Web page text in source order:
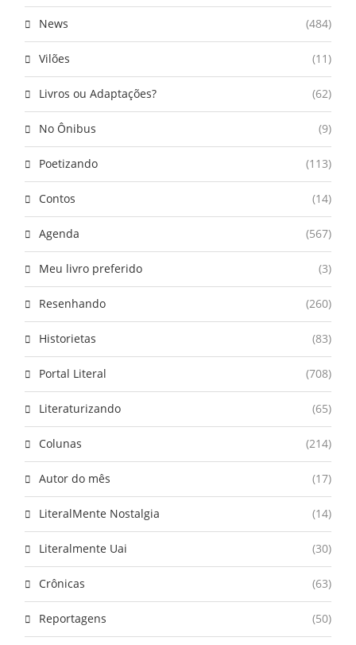
News (484)
Vilões (11)
Livros ou Adaptações? (62)
No Ônibus (9)
Poetizando (113)
Contos (14)
Agenda (567)
Meu livro preferido (3)
Resenhando (260)
Historietas (83)
Portal Literal (708)
Literaturizando (65)
Colunas (214)
Autor do mês (17)
LiteralMente Nostalgia (14)
Literalmente Uai (30)
Crônicas (63)
Reportagens (50)